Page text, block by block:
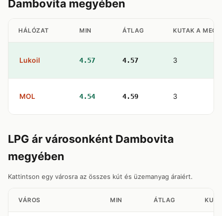
Dambovita megyében
HÁLÓZAT MIN ÁTLAG KUTAK A
Lukoil 4.57 4.57 3
MOL 4.54 4.59 3
LPG ár városonként Dambovita
megyében
Kattintson egy városra az összes kút és üzemanyag áraiért.
VÁROS MIN ÁTLAG